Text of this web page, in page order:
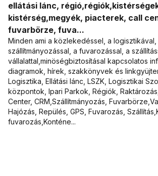
ellátási lánc,
kistérség,megyék, piacterek, call
fuvarbörze, fuva...
Minden ami a közlekedéssel, a logisztikával,
szállítmányozással, a fuvarozással, a
vállalattal,minöségbiztosításal kapcsolatos
diagramok, hírek, szakkönyvek és
Logisztika, Ellátási lánc, LSZK, Logisztikai
központok, Ipari Parkok, Régiók,
Center, CRM,Szállítmányozás,
Hajózás, Repülés, GPS, Fuvarozás,
fuvarozás,Konténe...